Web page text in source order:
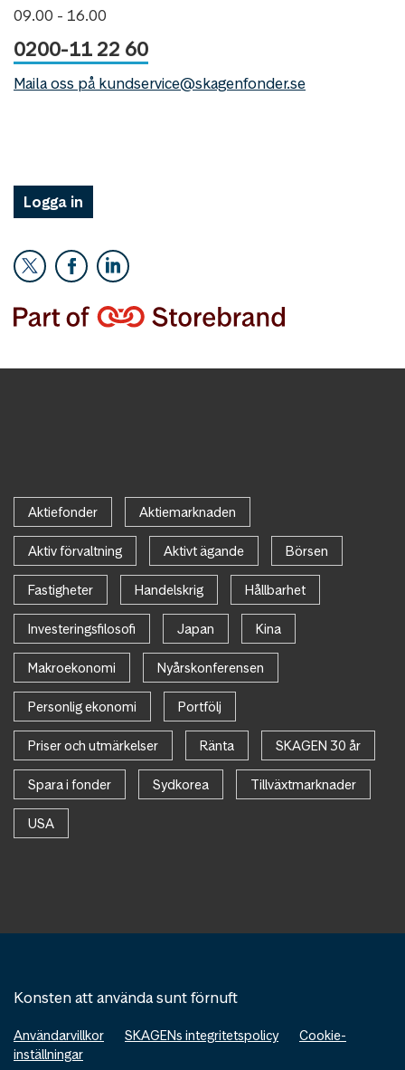
09.00 - 16.00
0200-11 22 60
Maila oss på kundservice@skagenfonder.se
Logga in
Aktiefonder Aktiemarknaden
Aktiv förvaltning Aktivt ägande Börsen
Fastigheter Handelskrig Hållbarhet
Investeringsfilosofi Japan Kina
Makroekonomi Nyårskonferensen
Personlig ekonomi Portfölj
Priser och utmärkelser Ränta SKAGEN 30 år
Spara i fonder Sydkorea Tillväxtmarknader
USA
Konsten att använda sunt förnuft
Användarvillkor SKAGENs integritetspolicy
Cookie-
inställningar